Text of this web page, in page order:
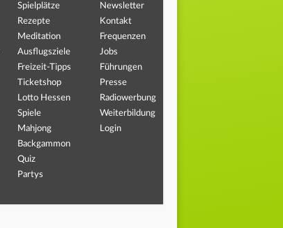
Spielplätze
Rezepte
Meditation
Ausflugsziele
Freizeit-Tipps
Ticketshop
Lotto Hessen
Spiele
Mahjong
Backgammon
Quiz
Partys
Newsletter
Kontakt
Frequenzen
Jobs
Führungen
Presse
Radiowerbung
Weiterbildung
Login